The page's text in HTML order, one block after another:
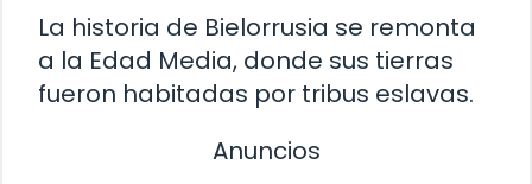
La historia de Bielorrusia se remonta
a la Edad Media, donde sus tierras
fueron habitadas por tribus eslavas.
Anuncios